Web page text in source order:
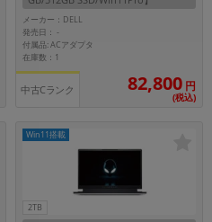
メーカー：DELL
発売日：-
付属品: ACアダプタ
在庫数：1
中古Cランク 82,800 円
(税込)
2TB
Win11搭載